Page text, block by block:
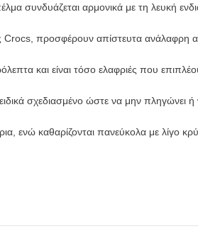
συνδυάζεται αρμονικά με τη λευκή
Crocs, προσφέρουν απίστευτα ανάλαφρη
και είναι τόσο ελαφριές που
σχεδιασμένο ώστε να μην
ενώ καθαρίζονται πανεύκολα με λίγο